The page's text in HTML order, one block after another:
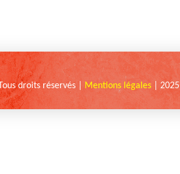
droits réservés | Mentions légales | 2025